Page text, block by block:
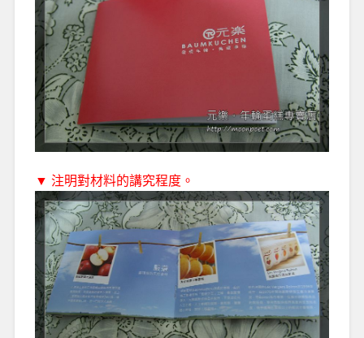
▼ 注明對材料的講究程度。